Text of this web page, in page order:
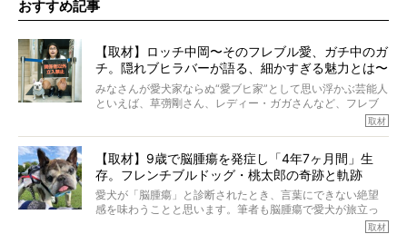
おすすめ記事
【取材】ロッチ中岡〜そのフレブル愛、ガチ中のガ
チ。隠れブヒラバーが語る、細かすぎる魅力とは〜
【前編】
みなさんが愛犬家ならぬ“愛ブヒ家”として思い浮かぶ芸能人
といえば、草彅剛さん、レディー・ガガさんなど、フレブ
ルを飼っている方が多いと思います。が、ロッチ中岡さん
んのインスタグラムを覗くと、たくさんのフレブルアカウ
ントがフォローされていて、わが『FRENCH BULLDOG
LIFE』モデルのnicoやトーラスも、その中の一頭。
そんな中岡さんに、フレブルの魅力を語っていただきまし
た。そのブヒ愛っぷりは、思ってた以上！ ガチ中のガチ
取材
【取材】9歳で脳腫瘍を発症し「4年7ヶ月間」生
存。フレンチブルドッグ・桃太郎の奇跡と軌跡
愛犬が「脳腫瘍」と診断されたとき、言葉にできない絶望
感を味わうことと思います。筆者も脳腫瘍で愛犬が旅立っ
たひとり。だからこそ、どれほど厄介で困難な病気かを理取材